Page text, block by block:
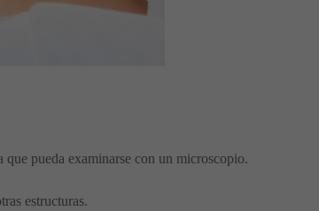
pueda examinarse con un microscopio.
estructuras.